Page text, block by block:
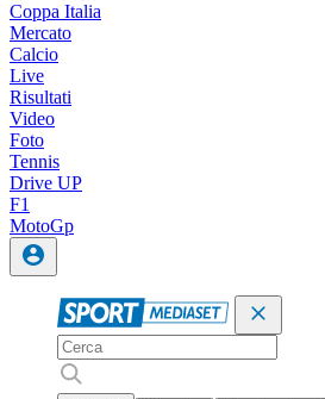
Coppa Italia
Mercato
Calcio
Live
Risultati
Video
Foto
Tennis
Drive UP
F1
MotoGp